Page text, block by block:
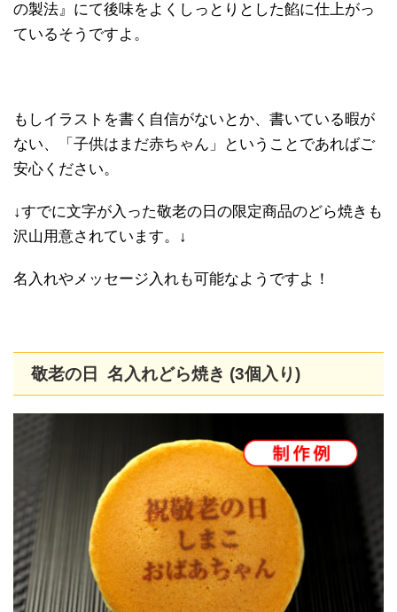
の製法』にて後味をよくしっとりとした餡に仕上がっ
ているそうですよ。
もしイラストを書く自信がないとか、書いている暇が
ない、「子供はまだ赤ちゃん」ということであればご
安心ください。
↓すでに文字が入った敬老の日の限定商品のどら焼きも
沢山用意されています。↓
名入れやメッセージ入れも可能なようですよ！
敬老の日 名入れどら焼き (3個入り)